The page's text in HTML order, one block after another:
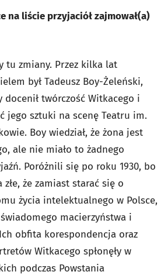
na liście przyjaciół zajmował(a)
tu zmiany. Przez kilka lat
był Tadeusz Boy-Żeleński,
twórczość Witkacego i
jego sztuki na scenę Teatru im.
Boy wiedział, że żona jest
ale nie miało to żadnego
Poróżnili się po roku 1930, bo
złe, że zamiast starać się o
życia intelektualnego w Polsce,
macierzyństwa i
obfita korespondencja oraz
Witkacego spłonęły w
podczas Powstania